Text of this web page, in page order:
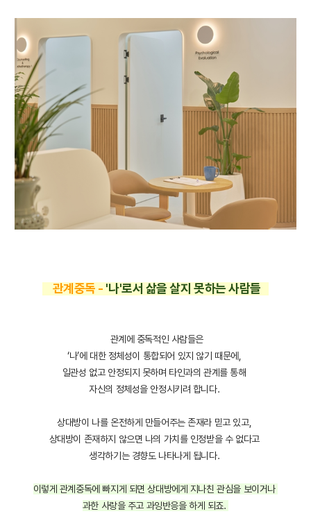
관계중독 - '나'로서 삶을 살지 못하는 사람들
관계에 중독적인 사람들은
‘나’에 대한 정체성이 통합되어 있지 않기 때문에,
일관성 없고 안정되지 못하며 타인과의 관계를 통해
자신의 정체성을 안정시키려 합니다.
상대방이 나를 온전하게 만들어주는 존재라 믿고 있고,
상대방이 존재하지 않으면 나의 가치를 인정받을 수 없다고
생각하기는 경향도 나타나게 됩니다.
이렇게 관계중독에 빠지게 되면 상대방에게 지나친 관심을 보이거나
과한 사랑을 주고 과잉반응을 하게 되죠.